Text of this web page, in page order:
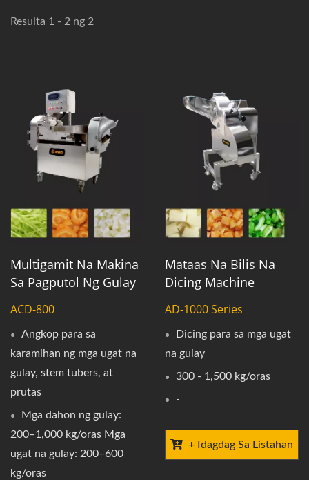
Resulta 1 - 2 ng 2
Multigamit Na Makina
Sa Pagputol Ng Gulay
ACD-800
Angkop para sa
karamihan ng mga ugat na
gulay, stem tubers, at
prutas
Mga dahon ng gulay:
200–1,000 kg/oras Mga
ugat na gulay: 200–600
kg/oras
Mataas Na Bilis Na
Dicing Machine
AD-1000 Series
Dicing para sa mga ugat
na gulay
300 - 1,500 kg/oras
-
+ Idagdag Sa Listahan